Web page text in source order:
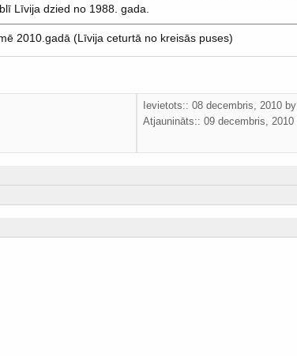
Līvija dzied no 1988. gada.
2010.gadā (Līvija ceturtā no kreisās puses)
Ievietots:: 08 decembris, 2010 by
Atjaunināts::09 decembris, 2010